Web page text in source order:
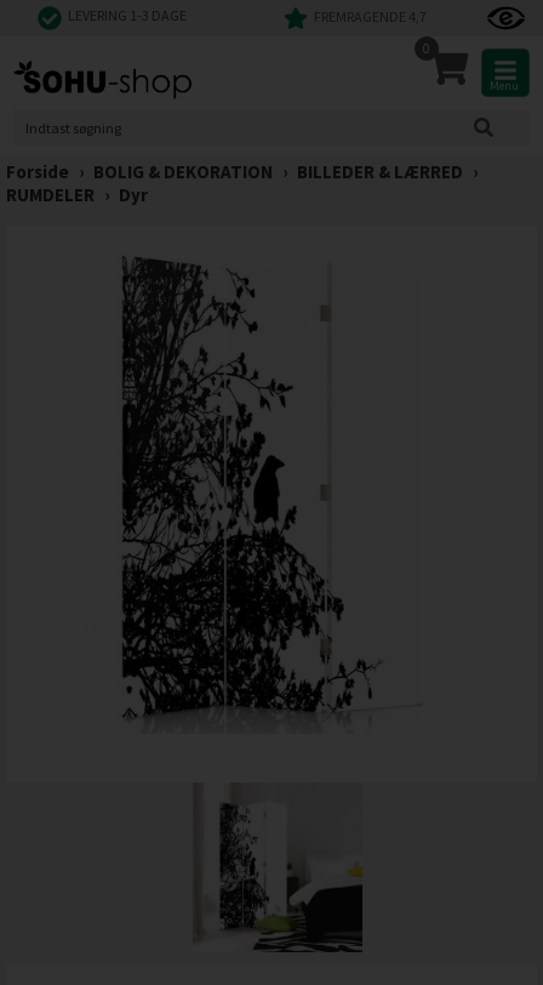
LEVERING 1-3 DAGE FREMRAGENDE 4,7
0
Menu
Forside › BOLIG & DEKORATION › BILLEDER & LÆRRED ›
RUMDELER › Dyr